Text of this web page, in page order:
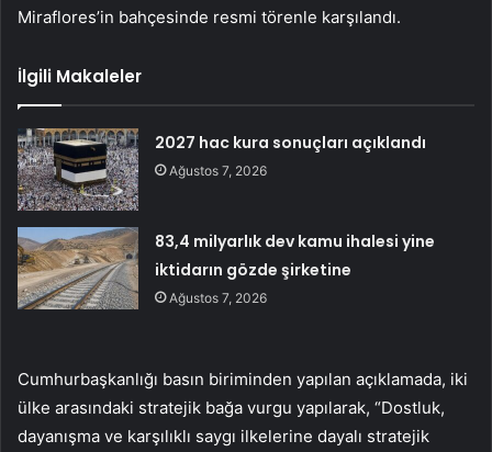
Miraflores’in bahçesinde resmi törenle karşılandı.
İlgili Makaleler
2027 hac kura sonuçları açıklandı
Ağustos 7, 2026
83,4 milyarlık dev kamu ihalesi yine
iktidarın gözde şirketine
Ağustos 7, 2026
Cumhurbaşkanlığı basın biriminden yapılan açıklamada, iki
ülke arasındaki stratejik bağa vurgu yapılarak, “Dostluk,
dayanışma ve karşılıklı saygı ilkelerine dayalı stratejik